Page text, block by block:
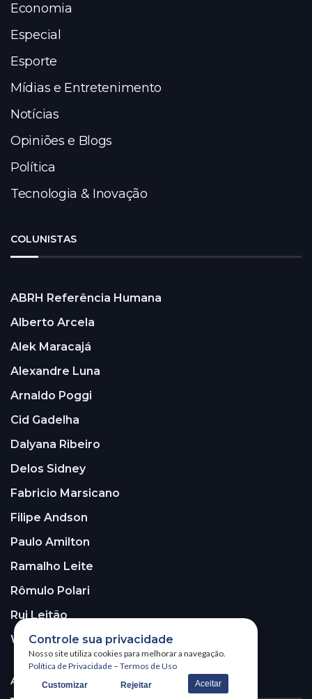
Economia
Especial
Esporte
Mídias e Entretenimento
Notícias
Opiniões e Blogs
Política
Tecnologia & Inovação
COLUNISTAS
ABRH Referência Humana
Alberto Arcela
Alek Maracajá
Alexandre Luna
Arnaldo Poggi
Cid Gadelha
Dalyana Ribeiro
Delos Sidney
Fabricio Marsicano
Filipe Andson
Paulo Amilton
Ramalho Leite
Rômulo Polari
Rui Leitão
Walter Santos
ASSINE A NOSSA NEWSLETTER!
Controle sua privacidade
Nosso site utiliza cookies para melhorar a navegação.
Política de Privacidade – Termos de Uso
Customizar Rejeitar Aceitar